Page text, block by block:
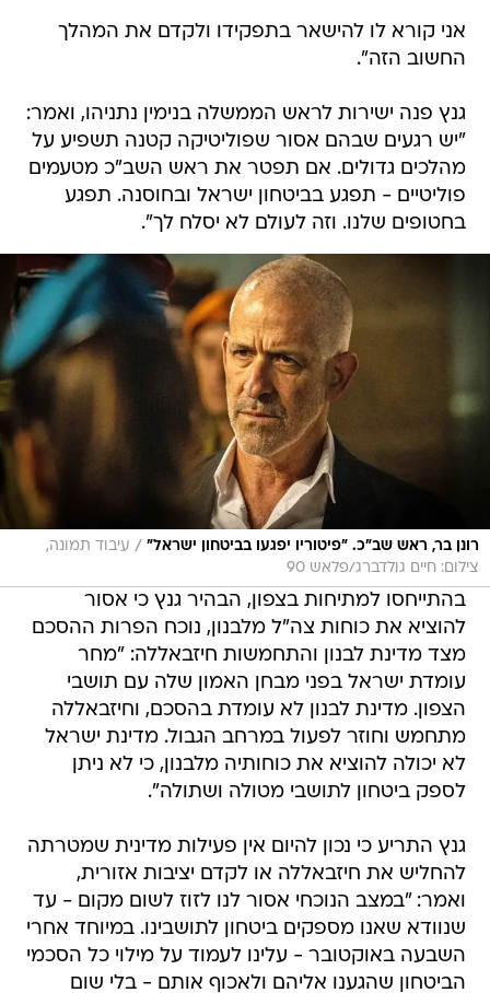
אני קורא לו להישאר בתפקידו ולקדם את המהלך
החשוב הזה".
גנץ פנה ישירות לראש הממשלה בנימין נתניהו, ואמר:
"יש רגעים שבהם אסור שפוליטיקה קטנה תשפיע על
מהלכים גדולים. אם תפטר את ראש השב"כ מטעמים
פוליטיים - תפגע בביטחון ישראל ובחוסנה. תפגע
בחטופים שלנו. וזה לעולם לא יסלח לך".
רונן בר, ראש שב"כ. "פיטוריו יפגעו בביטחון ישראל" / עיבוד תמונה,
צילום: חיים גולדברג/פלאש 90
בהתייחסו למתיחות בצפון, הבהיר גנץ כי אסור
להוציא את כוחות צה"ל מלבנון, נוכח הפרות ההסכם
מצד מדינת לבנון והתחמשות חיזבאללה: "מחר
עומדת ישראל בפני מבחן האמון שלה עם תושבי
הצפון. מדינת לבנון לא עומדת בהסכם, וחיזבאללה
מתחמש וחוזר לפעול במרחב הגבול. מדינת ישראל
לא יכולה להוציא את כוחותיה מלבנון, כי לא ניתן
לספק ביטחון לתושבי מטולה ושתולה".
גנץ התריע כי נכון להיום אין פעילות מדינית שמטרתה
להחליש את חיזבאללה או לקדם יציבות אזורית,
ואמר: "במצב הנוכחי אסור לנו לזוז לשום מקום - עד
שנוודא שאנו מספקים ביטחון לתושבינו. במיוחד אחרי
השבעה באוקטובר - עלינו לעמוד על מילוי כל הסכמי
הביטחון שהגענו אליהם ולאכוף אותם - בלי שום